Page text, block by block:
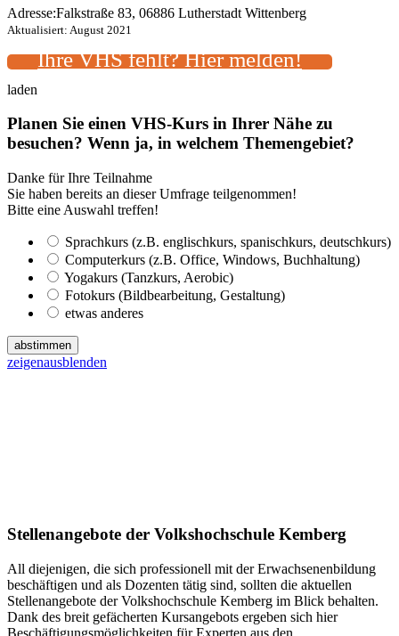
Adresse:Falkstraße 83, 06886 Lutherstadt Wittenberg
Aktualisiert: August 2021
Ihre VHS fehlt? Hier melden!
laden
Planen Sie einen VHS-Kurs in Ihrer Nähe zu
besuchen? Wenn ja, in welchem Themengebiet?
Danke für Ihre Teilnahme
Sie haben bereits an dieser Umfrage teilgenommen!
Bitte eine Auswahl treffen!
Sprachkurs (z.B. englischkurs, spanischkurs, deutschkurs)
Computerkurs (z.B. Office, Windows, Buchhaltung)
Yogakurs (Tanzkurs, Aerobic)
Fotokurs (Bildbearbeitung, Gestaltung)
etwas anderes
abstimmen
zeigenausblenden
Stellenangebote der Volkshochschule Kemberg
All diejenigen, die sich professionell mit der Erwachsenenbildung
beschäftigen und als Dozenten tätig sind, sollten die aktuellen
Stellenangebote der Volkshochschule Kemberg im Blick behalten.
Dank des breit gefächerten Kursangebots ergeben sich hier
Beschäftigungsmöglichkeiten für Experten aus den